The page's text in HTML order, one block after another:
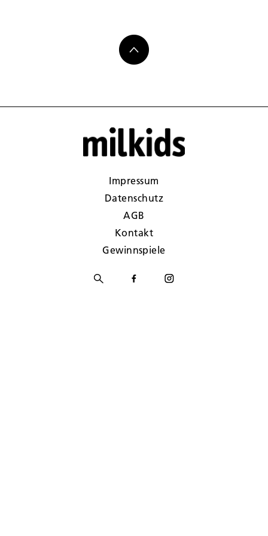
Impressum
Datenschutz
AGB
Kontakt
Gewinnspiele